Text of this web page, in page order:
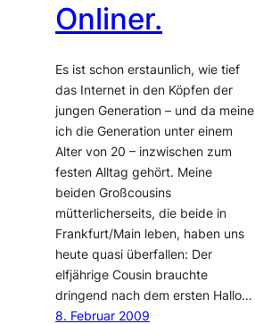
Onliner.
Es ist schon erstaunlich, wie tief
das Internet in den Köpfen der
jungen Generation – und da meine
ich die Generation unter einem
Alter von 20 – inzwischen zum
festen Alltag gehört. Meine
beiden Großcousins
mütterlicherseits, die beide in
Frankfurt/Main leben, haben uns
heute quasi überfallen: Der
elfjährige Cousin brauchte
dringend nach dem ersten Hallo…
8. Februar 2009